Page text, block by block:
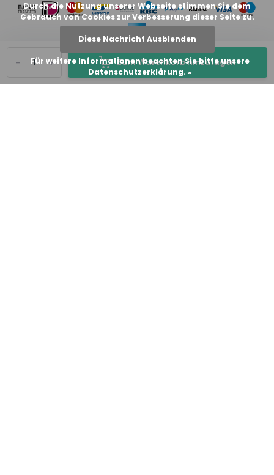
+
- Zum Warenkorb hinzufügen
Durch die Nutzung unserer Webseite stimmen Sie dem
Gebrauch von Cookies zur Verbesserung dieser Seite zu.
Diese Nachricht Ausblenden
Für weitere Informationen beachten Sie bitte unsere
Datenschutzerklärung. »